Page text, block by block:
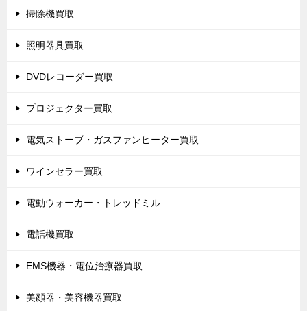
掃除機買取
照明器具買取
DVDレコーダー買取
プロジェクター買取
電気ストーブ・ガスファンヒーター買取
ワインセラー買取
電動ウォーカー・トレッドミル
電話機買取
EMS機器・電位治療器買取
美顔器・美容機器買取